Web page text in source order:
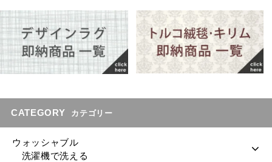
CATEGORY カテゴリー
ウォッシャブル
洗濯機で洗える